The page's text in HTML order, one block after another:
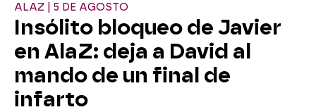
ALAZ | 5 DE AGOSTO
Insólito bloqueo de Javier
en AlaZ: deja a David al
mando de un final de
infarto